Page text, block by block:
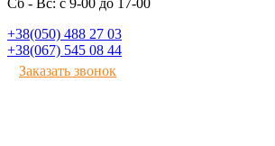
Сб - Вс: с 9-00 до 17-00
+38(050) 488 27 03
+38(067) 545 08 44
Заказать звонок